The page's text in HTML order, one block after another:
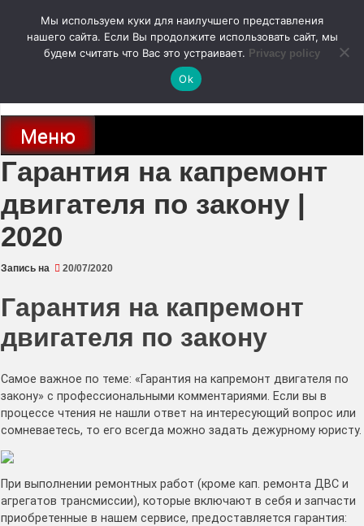
содержимому
autodoc24.ru
Новости про современные автомобили и не только, новинки зарубежного
и отечественного автопрома
Меню
Гарантия на капремонт
двигателя по закону |
2020
Запись на 20/07/2020
Гарантия на капремонт
двигателя по закону
Самое важное по теме: «Гарантия на капремонт двигателя по
закону» с профессиональными комментариями. Если вы в
процессе чтения не нашли ответ на интересующий вопрос или
сомневаетесь, то его всегда можно задать дежурному юристу.
При выполнении ремонтных работ (кроме кап. ремонта ДВС и
агрегатов трансмиссии), которые включают в себя и запчасти
приобретенные в нашем сервисе, предоставляется гарантия:
Мы используем куки для наилучшего представления
нашего сайта. Если Вы продолжите использовать сайт, мы
будем считать что Вас это устраивает. Privacy policy
Ok